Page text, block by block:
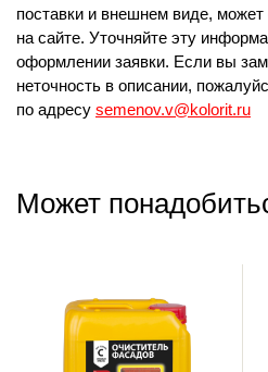
поставки и внешнем виде, может
на сайте. Уточняйте эту
оформлении заявки. Если вы
неточность в описании,
по адресу semenov.v@kolorit.ru
Может